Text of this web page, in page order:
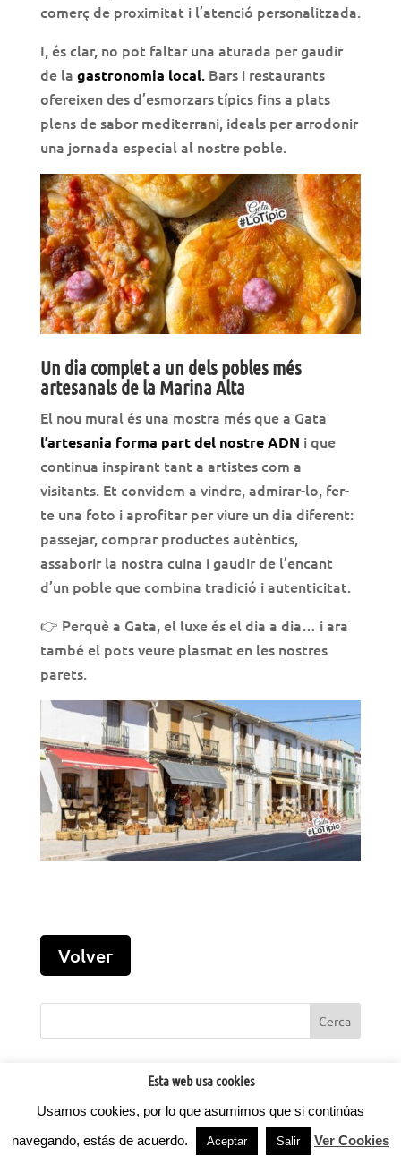
comerç de proximitat i l’atenció personalitzada.
I, és clar, no pot faltar una aturada per gaudir
de la gastronomia local.Bars i restaurants
ofereixen des d’esmorzars típics fins a plats
plens de sabor mediterrani, ideals per arrodonir
una jornada especial al nostre poble.
Un dia complet a un dels pobles més
artesanals de la Marina Alta
El nou mural és una mostra més que a Gata
l’artesania forma part del nostre ADN i que
continua inspirant tant a artistes com a
visitants. Et convidem a vindre, admirar-lo, fer-
te una foto i aprofitar per viure un dia diferent:
passejar, comprar productes autèntics,
assaborir la nostra cuina i gaudir de l’encant
d’un poble que combina tradició i autenticitat.
👉 Perquè a Gata, el luxe és el dia a dia… i ara
també el pots veure plasmat en les nostres
parets.
©2022Factoria d'Idees.Todos los derechos reservados.
Privacidad- Aviso legal - Cookies TeamhostHosting
Esta web usa cookies
Usamos cookies, por lo que asumimos que si continúas
navegando, estás de acuerdo.
Aceptar Salir Ver Cookies